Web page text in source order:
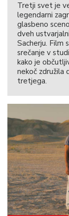
Tretji svet je
legendarni
glasbeno
dveh
Sacherju. Film
srečanje v
kako je
nekoč združila
tretjega.